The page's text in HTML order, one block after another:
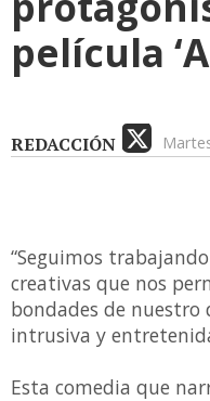
película
REDACCIÓN
“Seguimos
creativas que nos
bondades de nuestro
intrusiva y
Esta comedia que